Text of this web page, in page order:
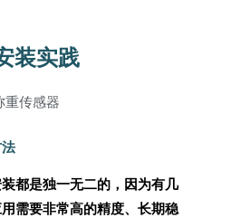
装实践
重传感器
都是独一无二的，因为有几
需要非常高的精度、长期稳